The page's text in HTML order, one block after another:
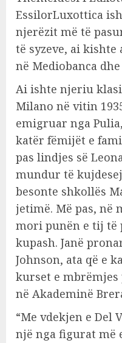
EssilorLuxottica
njerëzit më të
të syzeve, ai
në Mediobanca
Ai ishte njeriu
Milano në vitin
emigruar nga
katër fëmijët e
pas lindjes së
mundur të
besonte shkollës
jetimë. Më pas, në
mori punën e tij të
kupash. Janë
Johnson, ata që e
kurset e
në Akademinë
“Me vdekjen e Del
një nga figurat më